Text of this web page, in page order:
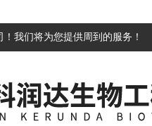
我们将为您提供周到的服务！